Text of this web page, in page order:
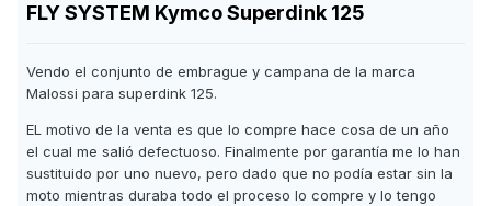
FLY SYSTEM Kymco Superdink 125
Vendo el conjunto de embrague y campana de la marca
Malossi para superdink 125.
EL motivo de la venta es que lo compre hace cosa de un año
el cual me salió defectuoso. Finalmente por garantía me lo han
sustituido por uno nuevo, pero dado que no podía estar sin la
moto mientras duraba todo el proceso lo compre y lo tengo